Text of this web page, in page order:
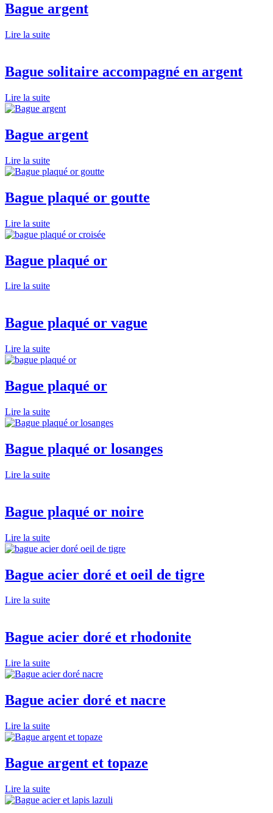
Bague argent
Lire la suite
Bague solitaire accompagné en argent
Lire la suite
Bague argent
Lire la suite
Bague plaqué or goutte
Lire la suite
Bague plaqué or
Lire la suite
Bague plaqué or vague
Lire la suite
Bague plaqué or
Lire la suite
Bague plaqué or losanges
Lire la suite
Bague plaqué or noire
Lire la suite
Bague acier doré et oeil de tigre
Lire la suite
Bague acier doré et rhodonite
Lire la suite
Bague acier doré et nacre
Lire la suite
Bague argent et topaze
Lire la suite